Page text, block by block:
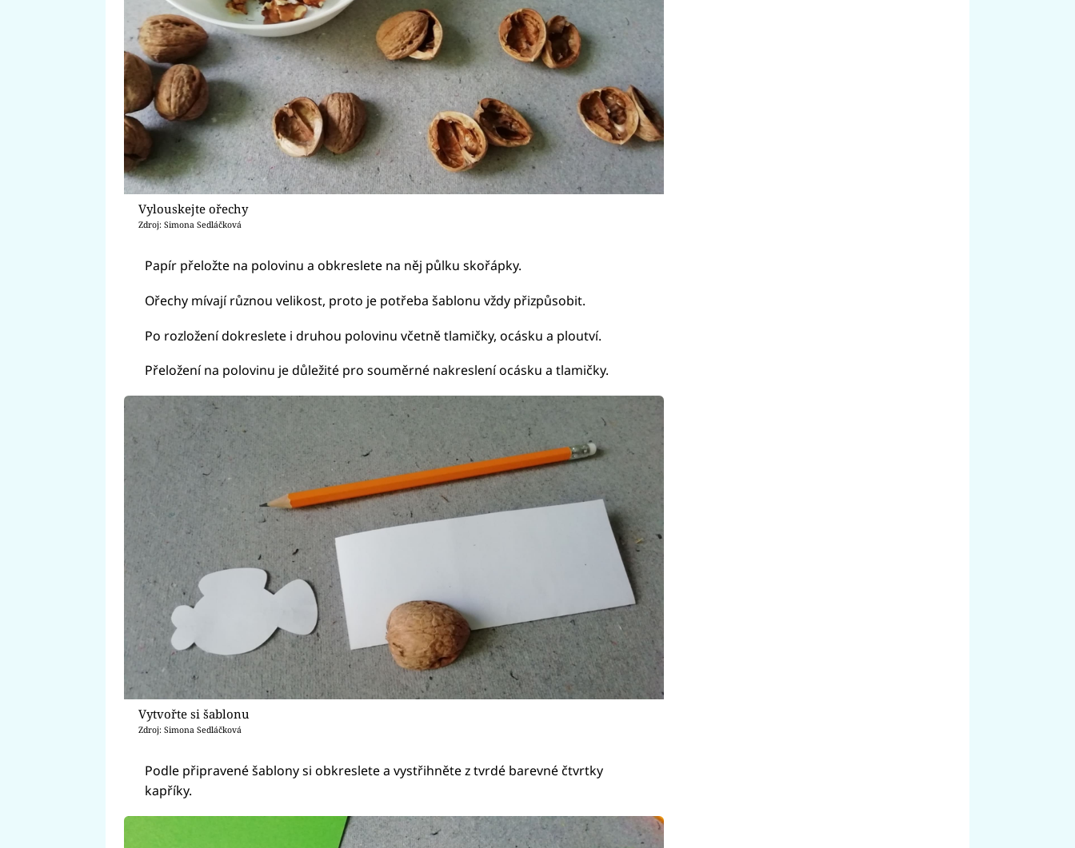
Vylouskejte ořechy
Zdroj: Simona Sedláčková
Papír přeložte na polovinu a obkreslete na něj půlku skořápky.
Ořechy mívají různou velikost, proto je potřeba šablonu vždy přizpůsobit.
Po rozložení dokreslete i druhou polovinu včetně tlamičky, ocásku a ploutví.
Přeložení na polovinu je důležité pro souměrné nakreslení ocásku a tlamičky.
Vytvořte si šablonu
Zdroj: Simona Sedláčková
Podle připravené šablony si obkreslete a vystřihněte z tvrdé barevné čtvrtky
kapříky.